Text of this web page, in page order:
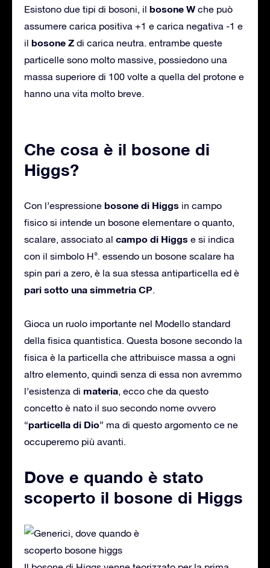
Esistono due tipi di bosoni, il bosone W che può
assumere carica positiva +1 e carica negativa -1 e
il bosone Z di carica neutra. entrambe queste
particelle sono molto massive, possiedono una
massa superiore di 100 volte a quella del protone e
hanno una vita molto breve.
Che cosa è il bosone di
Higgs?
Con l’espressione bosone di Higgs in campo
fisico si intende un bosone elementare o quanto,
scalare, associato al campo di Higgs e si indica
con il simbolo H°. essendo un bosone scalare ha
spin pari a zero, è la sua stessa antiparticella ed è
pari sotto una simmetria CP.
Gioca un ruolo importante nel Modello standard
della fisica quantistica. Questa bosone secondo la
fisica è la particella che attribuisce massa a ogni
altro elemento, quindi senza di essa non avremmo
l’esistenza di materia, ecco che da questo
concetto è nato il suo secondo nome ovvero
“particella di Dio” ma di questo argomento ce ne
occuperemo più avanti.
Dove e quando è stato
scoperto il bosone di Higgs